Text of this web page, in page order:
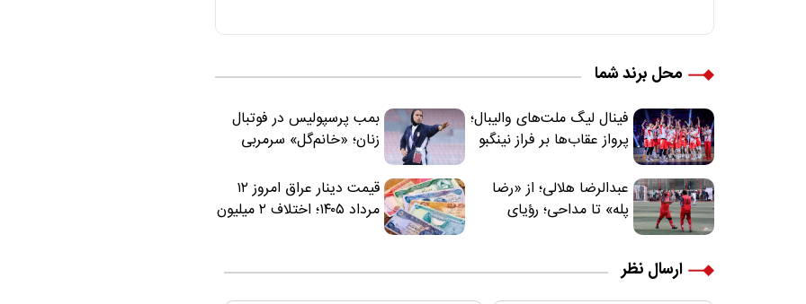
محل برند شما
فینال لیگ ملت‌های والیبال؛
پرواز عقاب‌ها بر فراز نینگبو
بمب پرسپولیس در فوتبال
زنان؛ «خانم‌گل» سرمربی
عبدالرضا هلالی؛ از «رضا
پله» تا مداحی؛ رؤیای
قیمت دینار عراق امروز ۱۲
مرداد ۱۴۰۵؛ اختلاف ۲ میلیون
ارسال نظر